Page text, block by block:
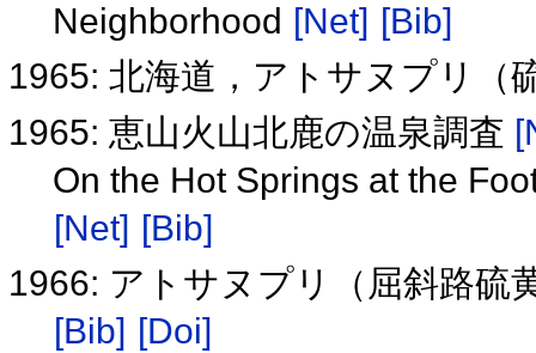
Neighborhood [Net] [Bib]
1965: 北海道，アトサヌプリ（
1965: 恵山火山北鹿の温泉調査
On the Hot Springs at the
[Net] [Bib]
1966: アトサヌプリ（屈斜路
[Bib] [Doi]